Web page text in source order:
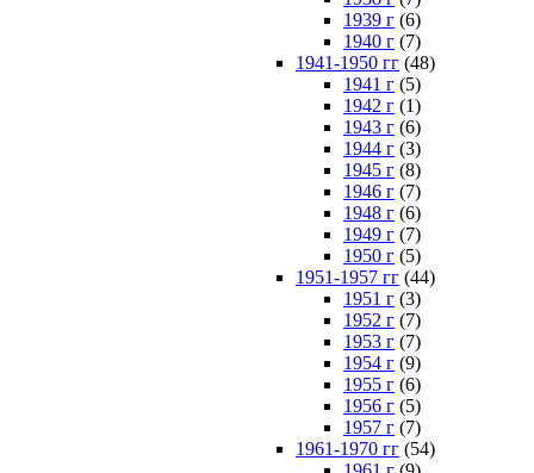
1939 г (6)
1940 г (7)
1941-1950 гг (48)
1941 г (5)
1942 г (1)
1943 г (6)
1944 г (3)
1945 г (8)
1946 г (7)
1948 г (6)
1949 г (7)
1950 г (5)
1951-1957 гг (44)
1951 г (3)
1952 г (7)
1953 г (7)
1954 г (9)
1955 г (6)
1956 г (5)
1957 г (7)
1961-1970 гг (54)